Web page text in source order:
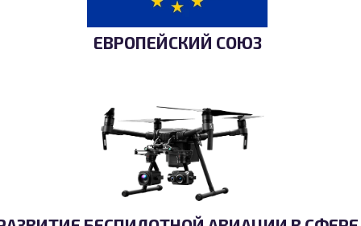
ЕВРОПЕЙСКИЙ СОЮЗ